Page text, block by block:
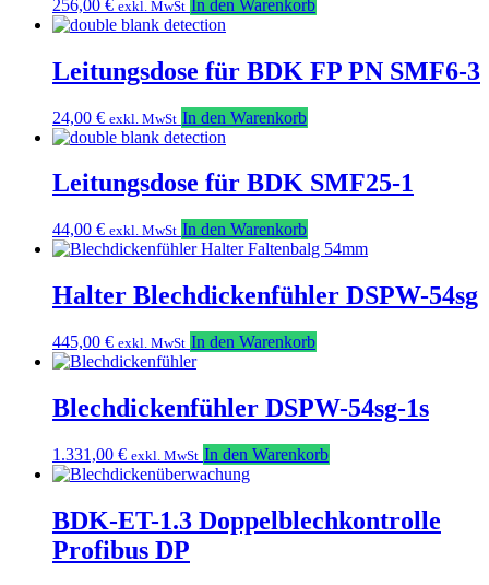
256,00 € exkl. MwSt In den Warenkorb
Leitungsdose für BDK FP PN SMF6-3
24,00 € exkl. MwSt In den Warenkorb
Leitungsdose für BDK SMF25-1
44,00 € exkl. MwSt In den Warenkorb
Halter Blechdickenfühler DSPW-54sg
445,00 € exkl. MwSt In den Warenkorb
Blechdickenfühler DSPW-54sg-1s
1.331,00 € exkl. MwSt In den Warenkorb
BDK-ET-1.3 Doppelblechkontrolle
Profibus DP